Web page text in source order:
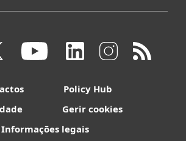
Policy Hub
Gerir cookies
Informações legais